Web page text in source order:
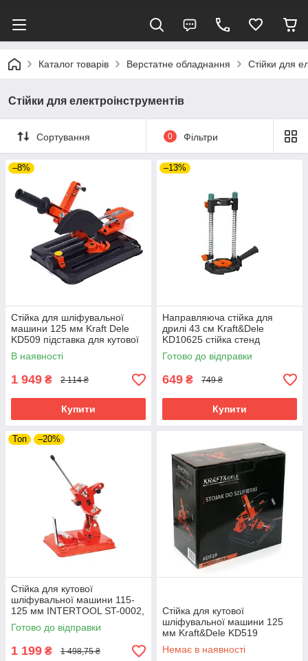
Каталог товарів Верстатне обладнання Стійки для
Стійки для електроінструментів
Сортування 0 Фільтри
–8%
Стійка для шліфувальної
машини 125 мм Kraft Dele
KD509 підставка для кутової
шліфувальної машини riven
В наявності
1 949 ₴ 2 114 ₴
Купити
–13%
Направляюча стійка для
дрилі 43 см Kraft&Dele
KD10625 стійка стенд
кріплення для дрилі riven
Готово до відправки
649 ₴ 749 ₴
Купити
Топ –20%
Стійка для кутової
шліфувальної машини 115-
125 мм INTERTOOL ST-0002,
Професійна підставка для
шліфувальної машини riven
Готово до відправки
1 199 ₴ 1 498,75 ₴
Стійка для кутової
шліфувальної машини 125
мм Kraft&Dele KD519
підставка для шліфувальної
машини riven
Немає в наявності